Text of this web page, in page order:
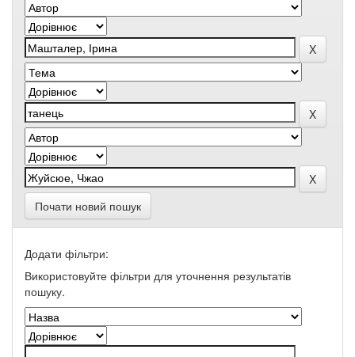
Почати новий пошук
Додати фільтри:
Використовуйте фільтри для уточнення результатів
пошуку.